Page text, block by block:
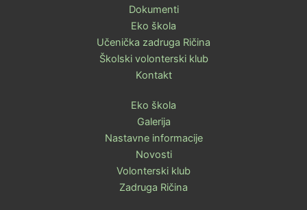
Dokumenti
Eko škola
Učenička zadruga Ričina
Školski volonterski klub
Kontakt
Eko škola
Galerija
Nastavne informacije
Novosti
Volonterski klub
Zadruga Ričina